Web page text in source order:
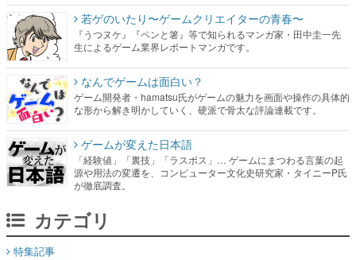
若ゲのいたり〜ゲームクリエイターの青春〜
『うつヌケ』『ペンと箸』等で知られるマンガ家・田中圭一先
生によるゲーム業界レポートマンガです。
なんでゲームは面白い？
ゲーム開発者・hamatsu氏がゲームの魅力を画面や操作の具体的
な形から解き明かしていく、硬派で骨太な評論連載です。
ゲームが変えた日本語
「経験値」「裏技」「ラスボス」… ゲームにまつわる言葉の起
源や用法の変遷を、コンピューター文化史研究家・タイニーP氏
が徹底調査。
カテゴリ
特集記事